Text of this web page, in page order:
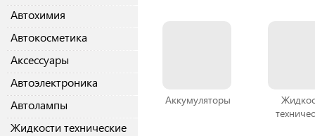
Автохимия
Автокосметика
Аксессуары
Автоэлектроника
Автолампы
Жидкости технические
Аккумуляторы